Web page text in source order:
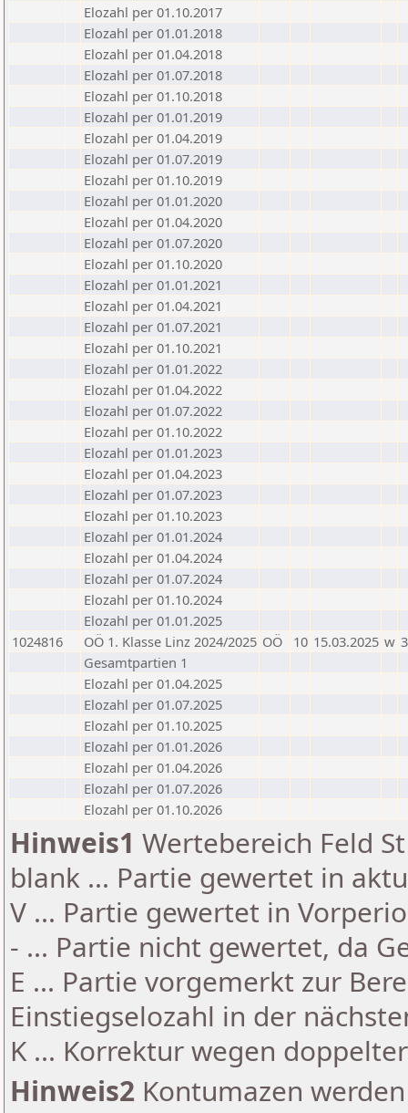
Elozahl per 01.10.2017
Elozahl per 01.01.2018
Elozahl per 01.04.2018
Elozahl per 01.07.2018
Elozahl per 01.10.2018
Elozahl per 01.01.2019
Elozahl per 01.04.2019
Elozahl per 01.07.2019
Elozahl per 01.10.2019
Elozahl per 01.01.2020
Elozahl per 01.04.2020
Elozahl per 01.07.2020
Elozahl per 01.10.2020
Elozahl per 01.01.2021
Elozahl per 01.04.2021
Elozahl per 01.07.2021
Elozahl per 01.10.2021
Elozahl per 01.01.2022
Elozahl per 01.04.2022
Elozahl per 01.07.2022
Elozahl per 01.10.2022
Elozahl per 01.01.2023
Elozahl per 01.04.2023
Elozahl per 01.07.2023
Elozahl per 01.10.2023
Elozahl per 01.01.2024
Elozahl per 01.04.2024
Elozahl per 01.07.2024
Elozahl per 01.10.2024
Elozahl per 01.01.2025
1024816
OÖ 1. Klasse Linz 2024/2025 OÖ 10 15.03.2025 w
Gesamtpartien 1
Elozahl per 01.04.2025
Elozahl per 01.07.2025
Elozahl per 01.10.2025
Elozahl per 01.01.2026
Elozahl per 01.04.2026
Elozahl per 01.07.2026
Elozahl per 01.10.2026
Hinweis1 Wertebereich Feld
blank ... Partie gewertet in
V ... Partie gewertet in
- ... Partie nicht gewertet, da
E ... Partie vorgemerkt zur
Einstiegselozahl in der
K ... Korrektur wegen
Hinweis2 Kontumazen